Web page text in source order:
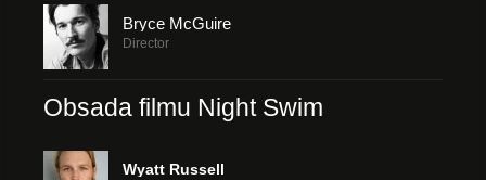
Bryce McGuire
Director
Obsada filmu Night Swim
Wyatt Russell